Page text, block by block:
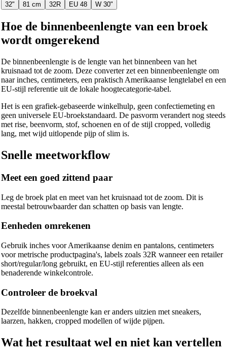
32" 81 cm 32R EU 48 W 30"
Hoe de binnenbeenlengte van een broek
wordt omgerekend
De binnenbeenlengte is de lengte van het binnenbeen van het
kruisnaad tot de zoom. Deze converter zet een binnenbeenlengte om
naar inches, centimeters, een praktisch Amerikaanse lengtelabel en een
EU-stijl referentie uit de lokale hoogtecategorie-tabel.
Het is een grafiek-gebaseerde winkelhulp, geen confectiemeting en
geen universele EU-broekstandaard. De pasvorm verandert nog steeds
met rise, beenvorm, stof, schoenen en of de stijl cropped, volledig
lang, met wijd uitlopende pijp of slim is.
Snelle meetworkflow
Meet een goed zittend paar
Leg de broek plat en meet van het kruisnaad tot de zoom. Dit is
meestal betrouwbaarder dan schatten op basis van lengte.
Eenheden omrekenen
Gebruik inches voor Amerikaanse denim en pantalons, centimeters
voor metrische productpagina's, labels zoals 32R wanneer een retailer
short/regular/long gebruikt, en EU-stijl referenties alleen als een
benaderende winkelcontrole.
Controleer de broekval
Dezelfde binnenbeenlengte kan er anders uitzien met sneakers,
laarzen, hakken, cropped modellen of wijde pijpen.
Wat het resultaat wel en niet kan vertellen